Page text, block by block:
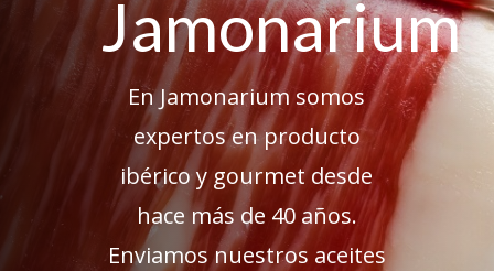
Jamonarium
En Jamonarium somos
expertos en producto
ibérico y gourmet desde
hace más de 40 años.
Enviamos nuestros aceites